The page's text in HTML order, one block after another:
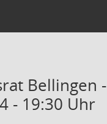
Bellingen -
- 19:30 Uhr